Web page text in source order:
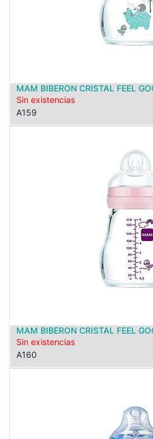
MAM BIBERON CRISTAL FEEL
Sin existencias
A159
MAM BIBERON CRISTAL FEEL
Sin existencias
A160